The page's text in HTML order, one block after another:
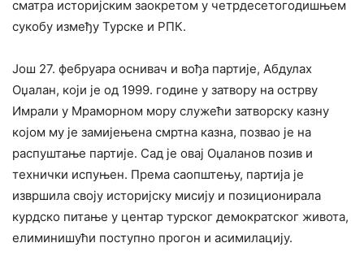
сматра историјским заокретом у четрдесетогодишњем
сукобу између Турске и РПК.
Још 27. фебруара оснивач и вођа партије, Абдулах
Оџалан, који је од 1999. године у затвору на острву
Имрали у Мраморном мору служећи затворску казну
којом му је замијењена смртна казна, позвао је на
распуштање партије. Сад је овај Оџаланов позив и
технички испуњен. Према саопштењу, партија је
извршила своју историјску мисију и позиционирала
курдско питање у центар турског демократског живота,
елиминишући поступно прогон и асимилацију.